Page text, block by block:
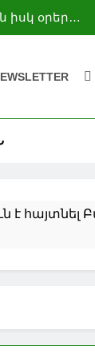
օրերից
կտրուկ
Թրամփ
դեսպան